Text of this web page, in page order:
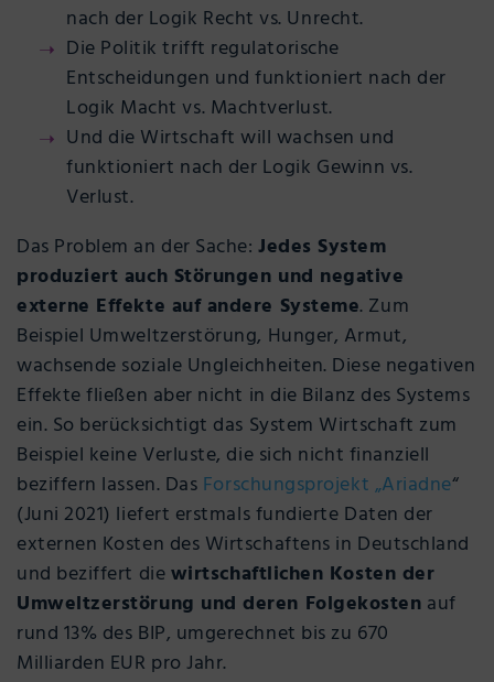
nach der Logik Recht vs. Unrecht.
Die Politik trifft regulatorische
Entscheidungen und funktioniert nach der
Logik Macht vs. Machtverlust.
Und die Wirtschaft will wachsen und
funktioniert nach der Logik Gewinn vs.
Verlust.
Das Problem an der Sache:Jedes System
produziert auch Störungen und negative
externe Effekte auf andere Systeme. Zum
Beispiel Umweltzerstörung, Hunger, Armut,
wachsende soziale Ungleichheiten. Diese negativen
Effekte fließen aber nicht in die Bilanz des Systems
ein. So berücksichtigt das System Wirtschaft zum
Beispiel keine Verluste, die sich nicht finanziell
beziffern lassen. Das Forschungsprojekt „Ariadne“
(Juni 2021) liefert erstmals fundierte Daten der
externen Kosten des Wirtschaftens in Deutschland
und beziffert diewirtschaftlichen Kosten der
Umweltzerstörung und deren Folgekosten auf
rund 13% des BIP, umgerechnet bis zu 670
Milliarden EUR pro Jahr.